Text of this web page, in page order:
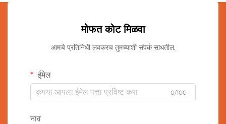
मोफत कोट मिळवा
आमचे प्रतिनिधी लवकरच तुमच्याशी संपर्क साधतील.
ईमेल
0/100
नाव